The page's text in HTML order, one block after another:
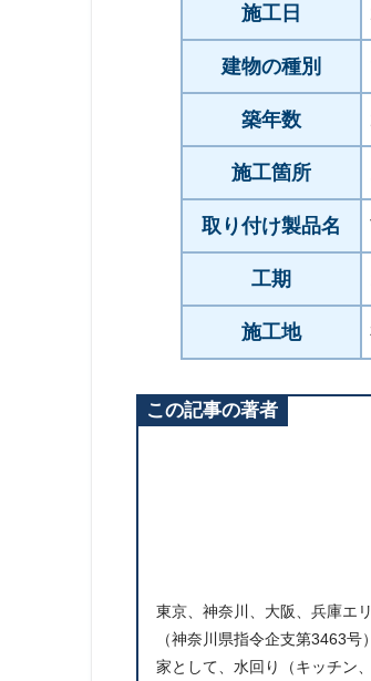
施工日
建物の種別
築年数
施工箇所
取り付け製品名
工期
施工地
この記事の著者
東京、神奈川、大阪、兵庫エ
（神奈川県指令企支第3463
家として、水回り（キッチン